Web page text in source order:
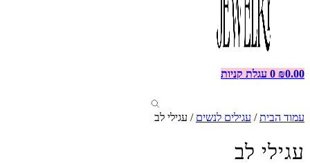
₪0.00
0 עגלת קניות
עמוד הבית/ עגילים לנשים / עגילי לב
עגילי לב